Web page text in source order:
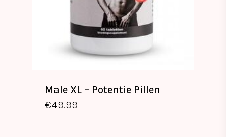
Male XL – Potentie Pillen
€49.99
€49.99